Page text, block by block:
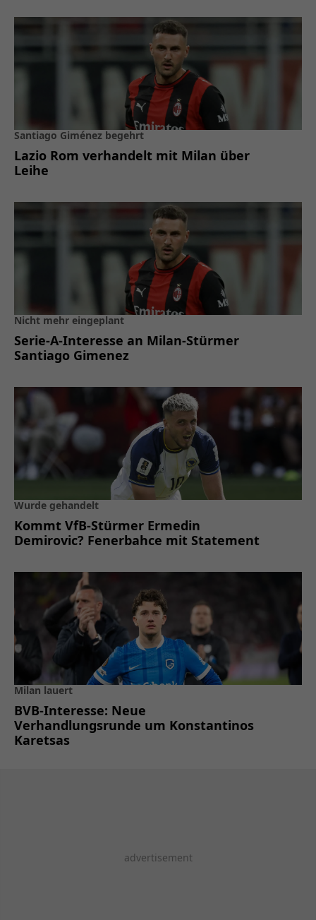
Santiago Giménez begehrt
Lazio Rom verhandelt mit Milan über
Leihe
Nicht mehr eingeplant
Serie-A-Interesse an Milan-Stürmer
Santiago Gimenez
Wurde gehandelt
Kommt VfB-Stürmer Ermedin
Demirovic? Fenerbahce mit Statement
Milan lauert
BVB-Interesse: Neue
Verhandlungsrunde um Konstantinos
Karetsas